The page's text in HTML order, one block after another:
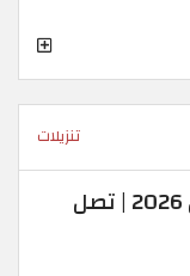
تنزيلات
كوبونات و عروض علي اكسبرس 2026 | تصل